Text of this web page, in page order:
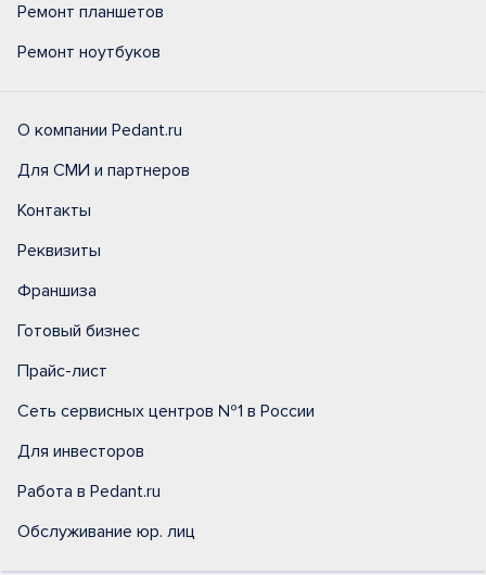
Ремонт планшетов
Ремонт ноутбуков
О компании Pedant.ru
Для СМИ и партнеров
Контакты
Реквизиты
Франшиза
Готовый бизнес
Прайс-лист
Сеть сервисных центров №1 в России
Для инвесторов
Работа в Pedant.ru
Обслуживание юр. лиц